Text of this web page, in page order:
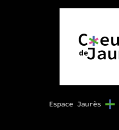
Espace Jaurès